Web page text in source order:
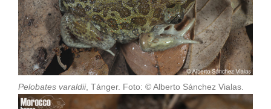
Pelobates varaldii, Tánger. Foto: © Alberto Sánchez Vialas.